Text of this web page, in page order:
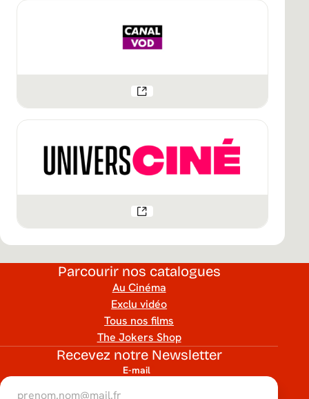
Parcourir nos catalogues
Au Cinéma
Exclu vidéo
Tous nos films
The Jokers Shop
Recevez notre Newsletter
E-mail